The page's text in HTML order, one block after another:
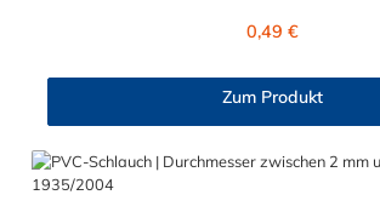
Wellschlauches: Dieser Schlauch bietet guten
Regulärer Preis:
0,49 €
Zum Produkt